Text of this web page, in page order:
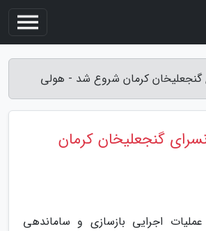
گنجعلیخان کرمان شروع شد - هولی
گنجعلیخان کرمان
اجرایی بازسازی و ساماندهی